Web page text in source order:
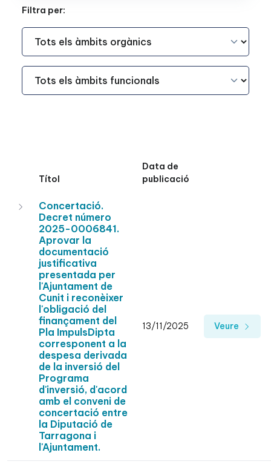
Filtra per:
Àmbit Funcional
Àmbit Funcional
Títol
Data de
publicació
Concertació.
Decret número
2025-0006841.
Aprovar la
documentació
justificativa
presentada per
l'Ajuntament de
Cunit i reconèixer
l'obligació del
finançament del
Pla ImpulsDipta
corresponent a la
despesa derivada
de la inversió del
Programa
d'inversió, d'acord
amb el conveni de
concertació entre
la Diputació de
Tarragona i
l'Ajuntament.
13/11/2025 Veure